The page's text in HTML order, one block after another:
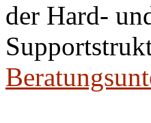
der Hard-